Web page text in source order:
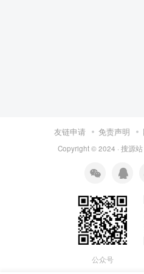
友链申请 免责声明
Copyright © 2024 · 搜源站
公众号